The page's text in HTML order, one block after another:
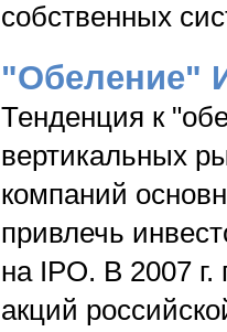
собственных
"Обеление"
Тенденция к
вертикальных
компаний
привлечь
на IPO. В 2007
акций